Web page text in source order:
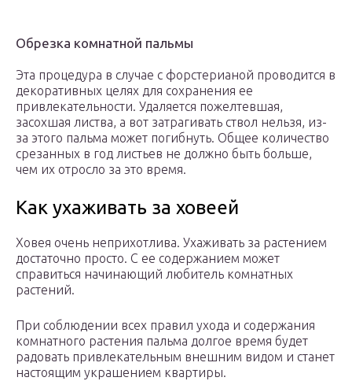
Обрезка комнатной пальмы
Эта процедура в случае с форстерианой проводится в
декоративных целях для сохранения ее
привлекательности. Удаляется пожелтевшая,
засохшая листва, а вот затрагивать ствол нельзя, из-
за этого пальма может погибнуть. Общее количество
срезанных в год листьев не должно быть больше,
чем их отросло за это время.
Как ухаживать за ховеей
Ховея очень неприхотлива. Ухаживать за растением
достаточно просто. С ее содержанием может
справиться начинающий любитель комнатных
растений.
При соблюдении всех правил ухода и содержания
комнатного растения пальма долгое время будет
радовать привлекательным внешним видом и станет
настоящим украшением квартиры.